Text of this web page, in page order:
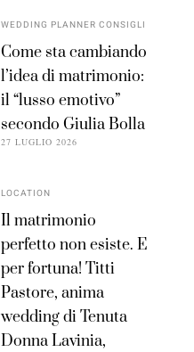
WEDDING PLANNER CONSIGLI
Come sta cambiando
l’idea di matrimonio:
il “lusso emotivo”
secondo Giulia Bolla
27 LUGLIO 2026
LOCATION
Il matrimonio
perfetto non esiste. E
per fortuna! Titti
Pastore, anima
wedding di Tenuta
Donna Lavinia,